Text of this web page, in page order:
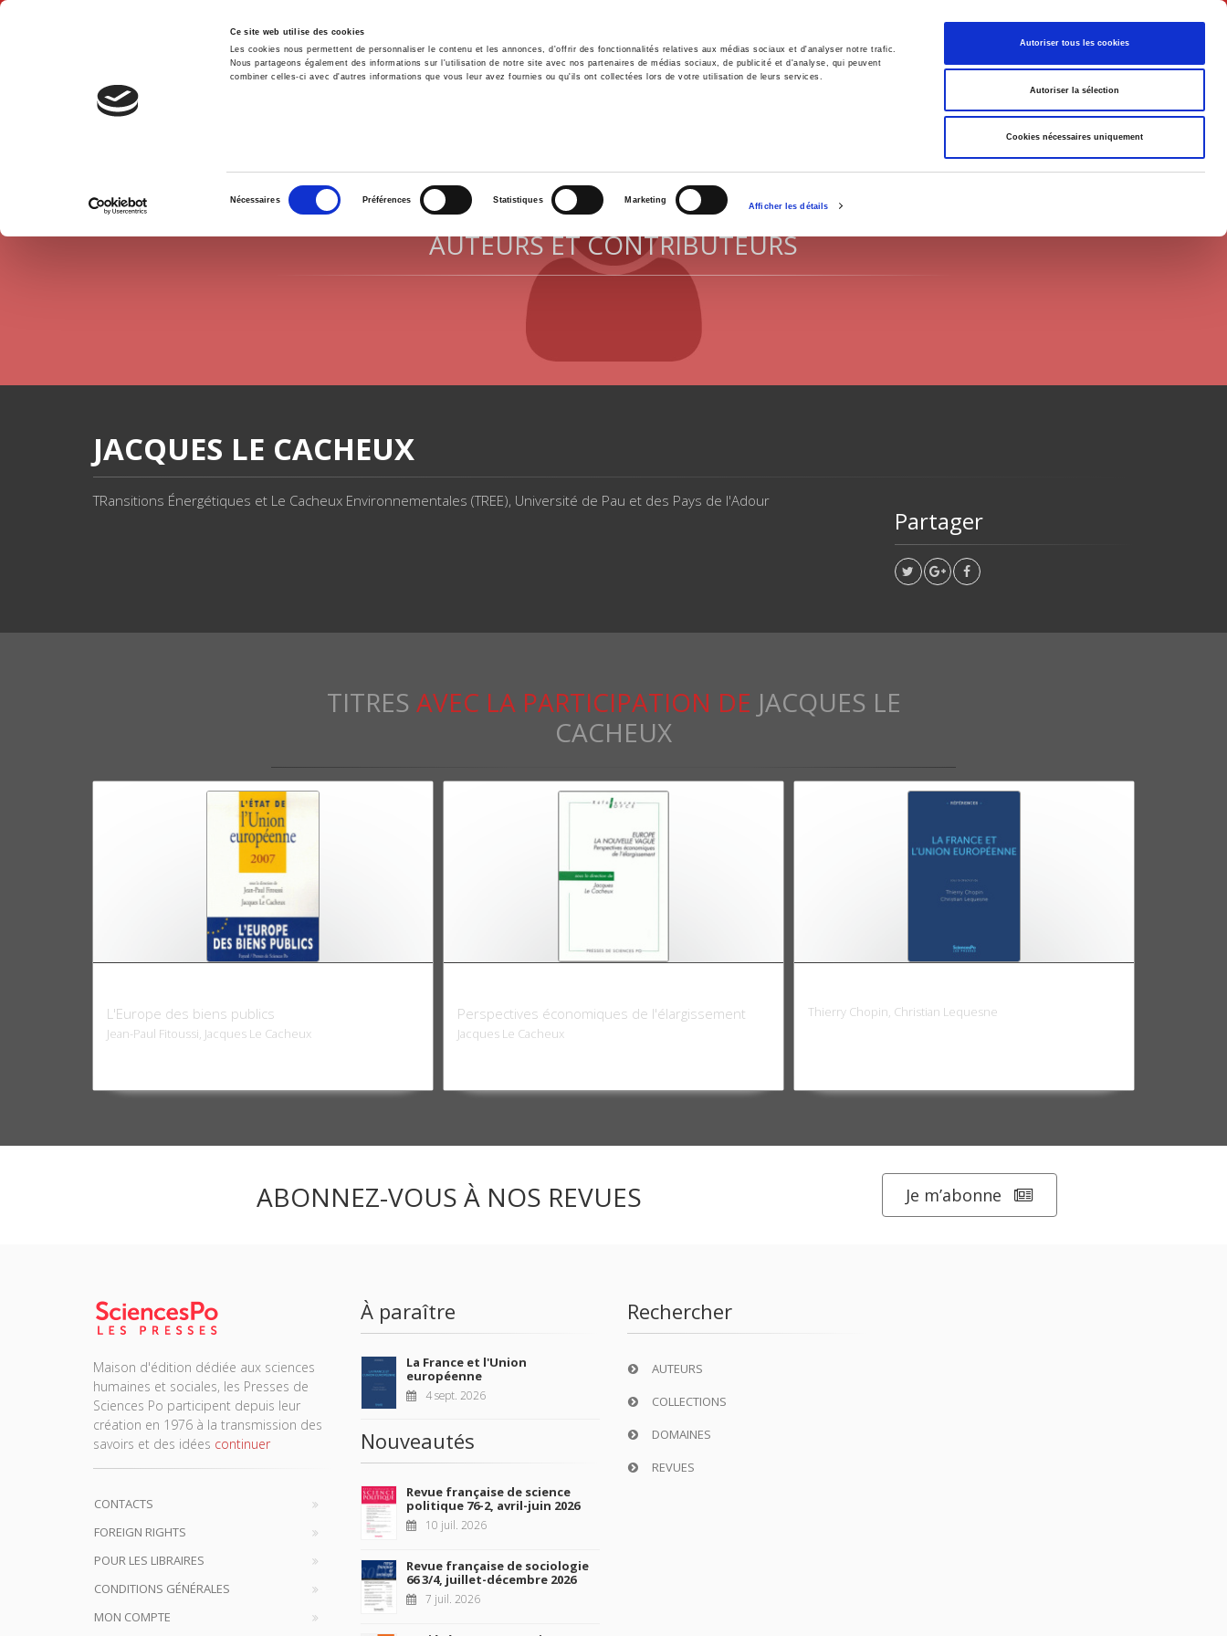
Ce site web utilise des cookies
Les cookies nous permettent de personnaliser le contenu et les annonces, d'offrir des fonctionnalités relatives aux médias sociaux et d'analyser notre trafic.
Nous partageons également des informations sur l'utilisation de notre site avec nos partenaires de médias sociaux, de publicité et d'analyse, qui peuvent
combiner celles-ci avec d'autres informations que vous leur avez fournies ou qu'ils ont collectées lors de votre utilisation de leurs services.
consentement
Nécessaires Préférences Statistiques Marketing
Afficher les détails
Autoriser tous les cookies
Autoriser la sélection
Cookies nécessaires uniquement
Français
Accueil Environnement Histoire International
AUTEURS ET CONTRIBUTEURS
JACQUES LE CACHEUX
TRansitions Énergétiques et Le Cacheux Environnementales (TREE), Université de Pau et des Pays de l'Adour
Partager
TITRES AVEC LA PARTICIPATION DE JACQUES LE
CACHEUX
L'Europe des biens publics
Jean-Paul Fitoussi, Jacques Le Cacheux
Perspectives économiques de l'élargissement
Jacques Le Cacheux
Thierry Chopin, Christian Lequesne
ABONNEZ-VOUS À NOS REVUES Je m’abonne
Maison d'édition dédiée aux sciences
humaines et sociales, les Presses de
Sciences Po participent depuis leur
création en 1976 à la transmission des
savoirs et des idées continuer
CONTACTS
FOREIGN RIGHTS
POUR LES LIBRAIRES
CONDITIONS GÉNÉRALES
MON COMPTE
À paraître
La France et l'Union
européenne
4 sept. 2026
Nouveautés
Revue française de science
politique 76-2, avril-juin 2026
10 juil. 2026
Revue française de sociologie
66 3/4, juillet-décembre 2026
7 juil. 2026
Rechercher
AUTEURS
COLLECTIONS
DOMAINES
REVUES